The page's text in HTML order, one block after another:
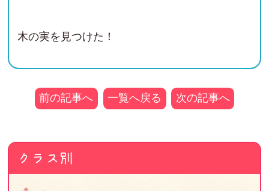
木の実を見つけた！
前の記事へ 一覧へ戻る 次の記事へ
クラス別